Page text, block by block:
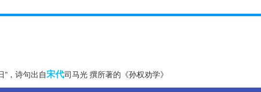
”，诗句出自宋代司马光 撰所著的《孙权劝学》